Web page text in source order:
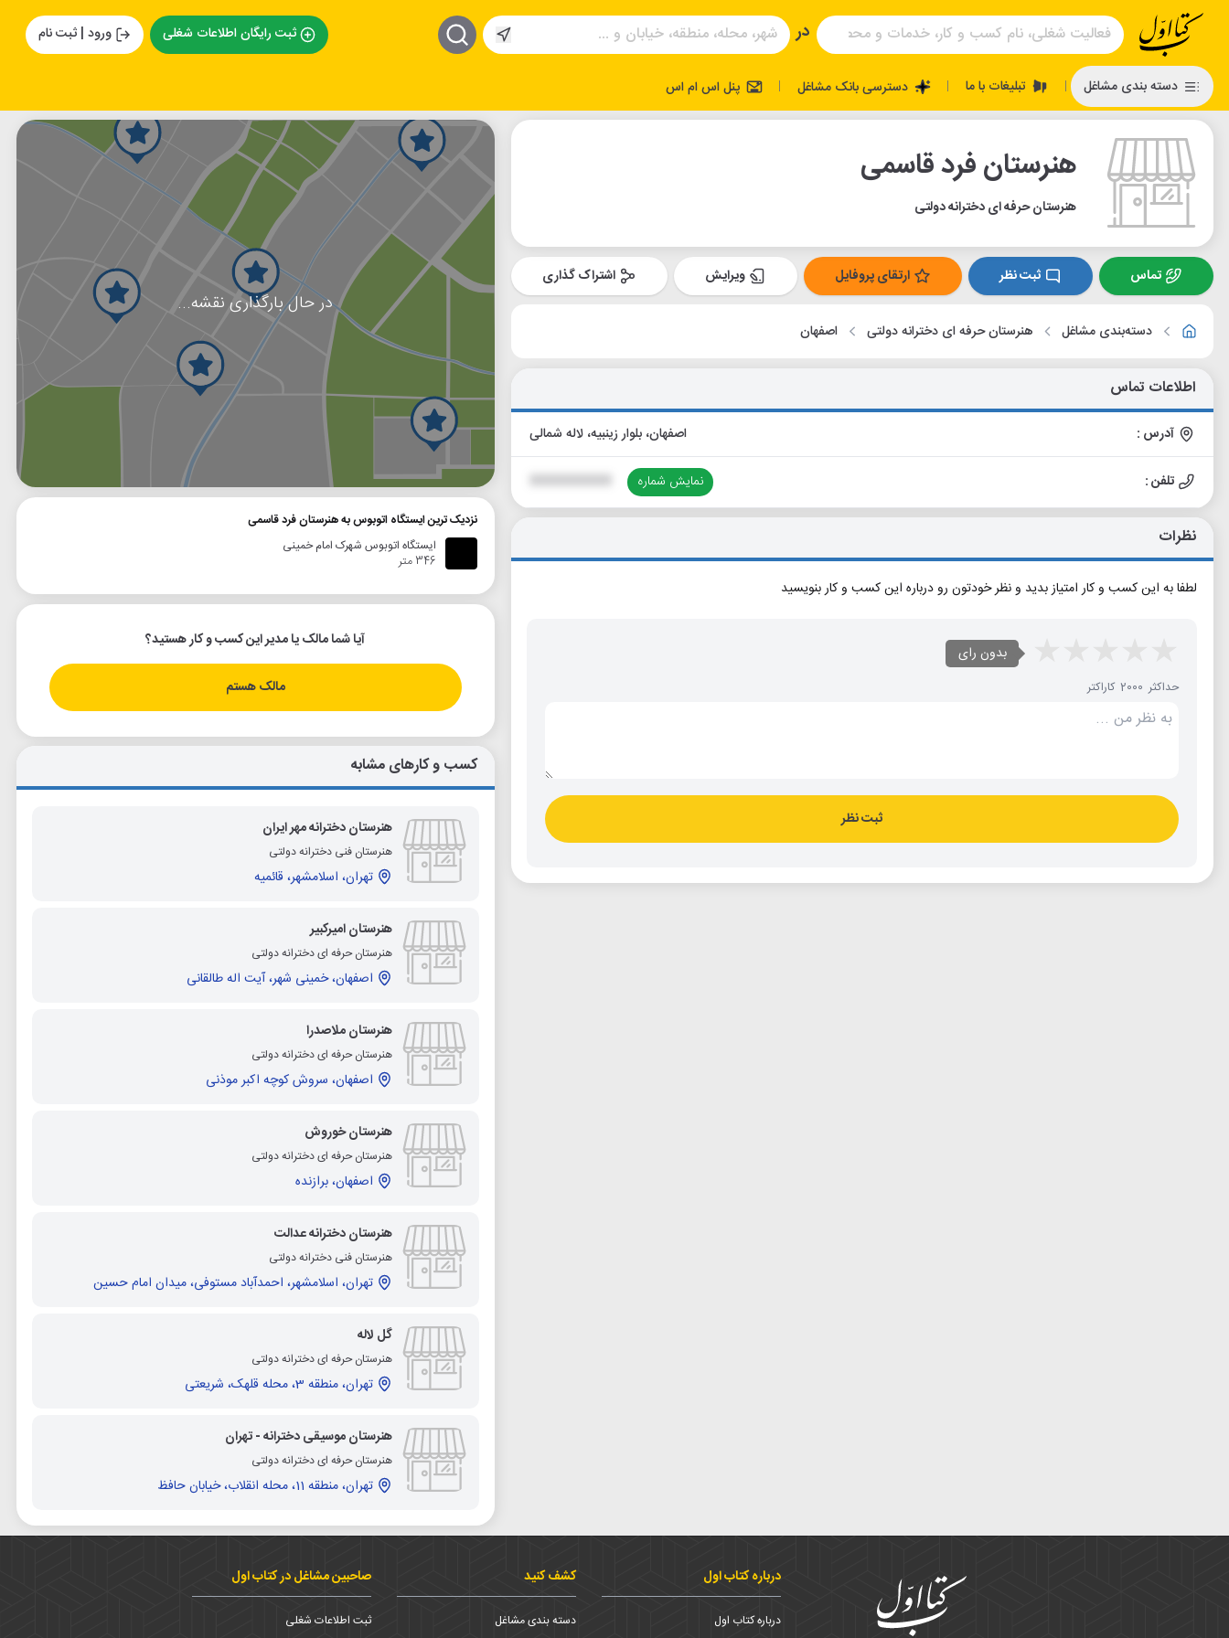
در ثبت رایگان اطلاعات شغلی ورود | ثبت نام
دسته بندی مشاغل | تبلیغات با ما | دسترسی بانک مشاغل | پنل اس ام اس
هنرستان فرد قاسمی
هنرستان حرفه ای دخترانه دولتی
تماس ثبت نظر ارتقای پروفایل ویرایش اشتراک گذاری
دسته‌بندی مشاغل هنرستان حرفه ای دخترانه دولتی اصفهان
اطلاعات تماس
آدرس : اصفهان، بلوار زینبیه، لاله شمالی
تلفن : نمایش شماره XXXXXXXXXX
نظرات
لطفا به این کسب و کار امتیاز بدید و نظر خودتون رو درباره این کسب و کار بنویسید
بدون رای
حداکثر 2000 کاراکتر
ثبت نظر
در حال بارگذاری نقشه...
نزدیک ترین ایستگاه اتوبوس به هنرستان فرد قاسمی
ایستگاه اتوبوس شهرک امام خمینی
346 متر
آیا شما مالک یا مدیر این کسب و کار هستید؟
مالک هستم
کسب و کارهای مشابه
هنرستان دخترانه مهر ایران
هنرستان فنی دخترانه دولتی
تهران، اسلامشهر، قائمیه
هنرستان امیرکبیر
هنرستان حرفه ای دخترانه دولتی
اصفهان، خمینی شهر، آیت اله طالقانی
هنرستان ملاصدرا
هنرستان حرفه ای دخترانه دولتی
اصفهان، سروش کوچه اکبر موذنی
هنرستان خوروش
هنرستان حرفه ای دخترانه دولتی
اصفهان، برازنده
هنرستان دخترانه عدالت
هنرستان فنی دخترانه دولتی
تهران، اسلامشهر، احمدآباد مستوفی، میدان امام حسین
گل لاله
هنرستان حرفه ای دخترانه دولتی
تهران، منطقه 3، محله قلهک، شریعتی
هنرستان موسیقی دخترانه - تهران
هنرستان حرفه ای دخترانه دولتی
تهران، منطقه 11، محله انقلاب، خیابان حافظ
درباره کتاب اول
درباره کتاب اول
کشف کنید
دسته بندی مشاغل
صاحبین مشاغل در کتاب اول
ثبت اطلاعات شغلی